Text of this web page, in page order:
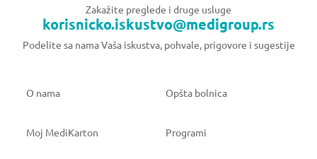
Zakažite preglede i druge usluge
korisnicko.iskustvo@medigroup.rs
Podelite sa nama Vaša iskustva, pohvale, prigovore i sugestije
O nama Opšta bolnica
Moj MediKarton Programi